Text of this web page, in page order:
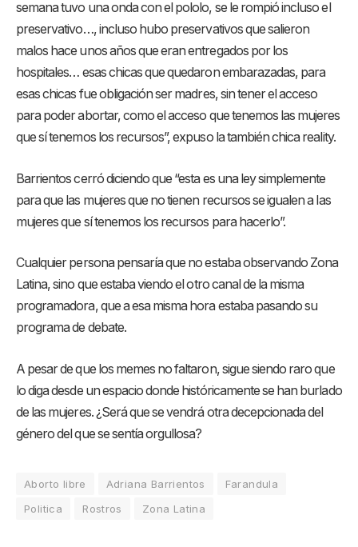
semana tuvo una onda con el pololo, se le rompió incluso el
preservativo…, incluso hubo preservativos que salieron
malos hace unos años que eran entregados por los
hospitales… esas chicas que quedaron embarazadas, para
esas chicas fue obligación ser madres, sin tener el acceso
para poder abortar, como el acceso que tenemos las mujeres
que sí tenemos los recursos”, expuso la también chica reality.
Barrientos cerró diciendo que “esta es una ley simplemente
para que las mujeres que no tienen recursos se igualen a las
mujeres que sí tenemos los recursos para hacerlo”.
Cualquier persona pensaría que no estaba observando Zona
Latina, sino que estaba viendo el otro canal de la misma
programadora, que a esa misma hora estaba pasando su
programa de debate.
A pesar de que los memes no faltaron, sigue siendo raro que
lo diga desde un espacio donde históricamente se han burlado
de las mujeres. ¿Será que se vendrá otra decepcionada del
género del que se sentía orgullosa?
Aborto libre Adriana Barrientos
Farandula
Politica
Rostros Zona Latina